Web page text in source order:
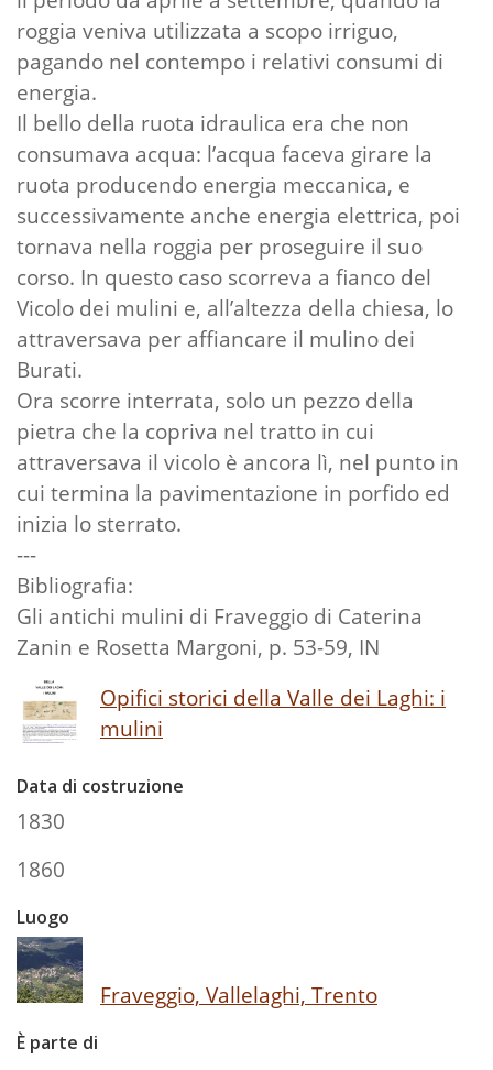
roggia veniva utilizzata a scopo irriguo,
pagando nel contempo i relativi consumi di
energia.
Il bello della ruota idraulica era che non
consumava acqua: l’acqua faceva girare la
ruota producendo energia meccanica, e
successivamente anche energia elettrica, poi
tornava nella roggia per proseguire il suo
corso. In questo caso scorreva a fianco del
Vicolo dei mulini e, all’altezza della chiesa, lo
attraversava per affiancare il mulino dei
Burati.
Ora scorre interrata, solo un pezzo della
pietra che la copriva nel tratto in cui
attraversava il vicolo è ancora lì, nel punto in
cui termina la pavimentazione in porfido ed
inizia lo sterrato.
---
Bibliografia:
Gli antichi mulini di Fraveggio di Caterina
Zanin e Rosetta Margoni, p. 53-59, IN
Opifici storici della Valle dei Laghi: i
mulini
Data di costruzione
1830
1860
Luogo
Fraveggio, Vallelaghi, Trento
È parte di